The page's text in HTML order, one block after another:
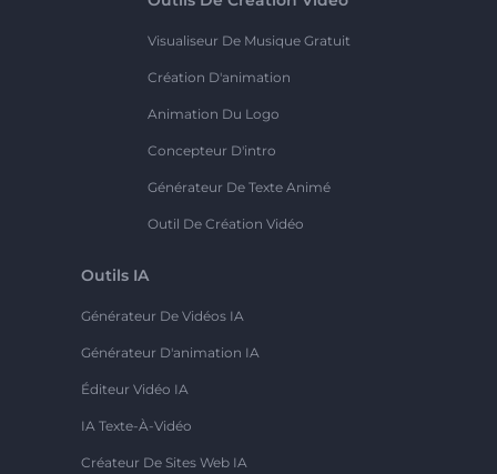
Visualiseur De Musique Gratuit
Création D'animation
Animation Du Logo
Concepteur D'intro
Générateur De Texte Animé
Outil De Création Vidéo
Outils IA
Générateur De Vidéos IA
Générateur D'animation IA
Éditeur Vidéo IA
IA Texte-À-Vidéo
Créateur De Sites Web IA